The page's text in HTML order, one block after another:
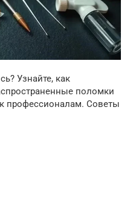
Узнайте, как
поломки
профессионалам. Советы